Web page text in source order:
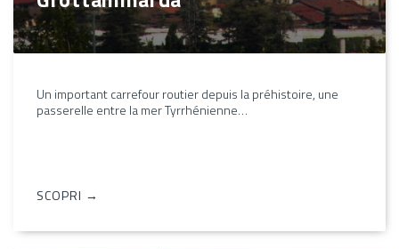
Un important carrefour routier depuis la préhistoire, une
passerelle entre la mer Tyrrhénienne…
SCOPRI →